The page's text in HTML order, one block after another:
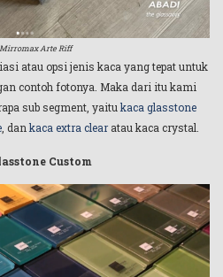
Arte Riff
atau opsi jenis kaca yang tepat untuk
contoh fotonya. Maka dari itu kami
sub segment, yaitukaca glasstone
, dankaca extra clear atau kaca crystal.
Custom